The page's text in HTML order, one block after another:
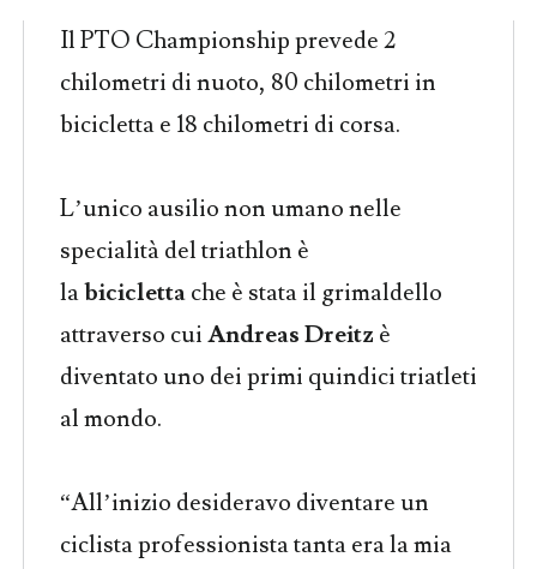
Il PTO Championship prevede 2
chilometri di nuoto, 80 chilometri in
bicicletta e 18 chilometri di corsa.
L’unico ausilio non umano nelle
specialità del triathlon è
labiciclettache è stata il grimaldello
attraverso cuiAndreas Dreitz è
diventato uno dei primi quindici triatleti
al mondo.
“All’inizio desideravo diventare un
ciclista professionista tanta era la mia